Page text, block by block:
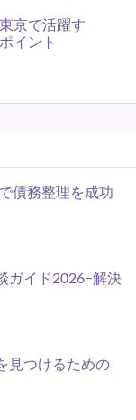
京で活躍す
イント
債務整理を成功
ガイド2026−解決
見つけるための